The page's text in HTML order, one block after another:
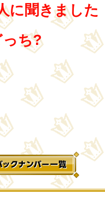
に聞きました
っち?